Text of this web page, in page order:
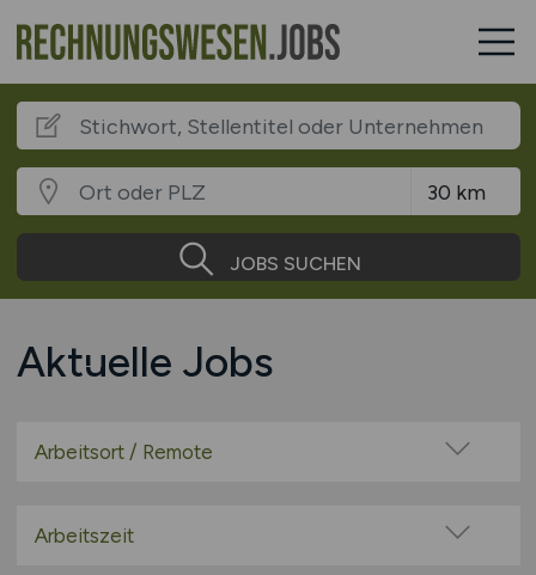
JOBS SUCHEN
Aktuelle Jobs
Arbeitsort / Remote
Home-Office möglich / Hybrid
Arbeitszeit